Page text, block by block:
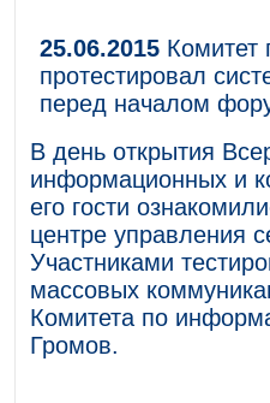
25.06.2015 Комитет
протестировал
перед началом
В день открытия
информационных и
его гости
центре управления
Участниками
массовых
Комитета по
Громов.